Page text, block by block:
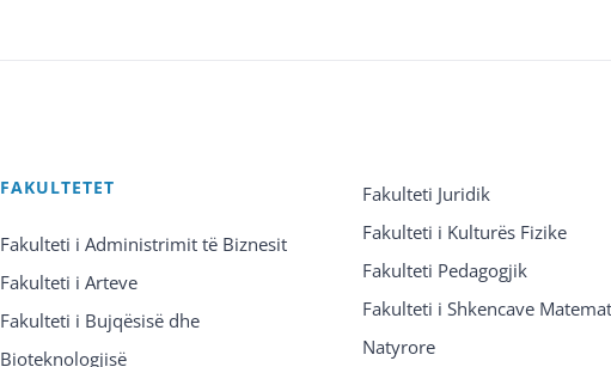
FAKULTETET
Fakulteti i Administrimit të Biznesit
Fakulteti i Arteve
Fakulteti i Bujqësisë dhe
Bioteknologjisë
Fakulteti Juridik
Fakulteti i Kulturës Fizike
Fakulteti Pedagogjik
Fakulteti i Shkencave
Natyrore